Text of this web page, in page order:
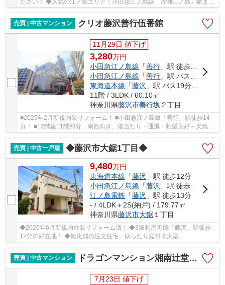
ださい！ ◆人気の江ノ島エリア！小田急江ノ島線「片瀬江ノ島」駅まで
売買 | 中古マンション
クリオ藤沢善行伍番館
11月29日 値下げ
3,280万円
小田急江ノ島線 「善行 」駅 徒歩14分
小田急江ノ島線 「善行 」駅 バス11分 「善行坂南」 停歩2分
東海道本線 「藤沢 」駅 バス19分 「荏原工業団地」 停歩4分
11階 / 3LDK / 60.10㎡
神奈川県藤沢市善行坂 ２丁目
■2025年2月新規内装リフォーム！ ■小田急江ノ島線「善行」駅徒歩14
分！ ■12階建11階部分、南西向き、陽当たり・通風・眺望良好～天気の
良い日には、美しい富士山を望め、海を遠望でき...
売買 | 中古一戸建
◆藤沢市大鋸1丁目◆
9,480万円
東海道本線 「藤沢 」駅 徒歩12分
小田急江ノ島線 「藤沢 」駅 徒歩12分
江ノ島電鉄 「藤沢 」駅 徒歩13分
- / 4LDK＋2S(納戸) / 179.77㎡
神奈川県藤沢市大鋸１丁目
◆2026年6月新規内外装リフォーム済！ ◆3線利用可能「藤沢」駅徒歩
12分の好立地！ ◆旭化成の注文住宅、ゆったり庭付き大型
4LDK+2S（間取りのSはサービスルームを表します） ◆カースペー...
売買 | 中古マンション
ドラゴンマンション湘南辻堂１番館
7月23日 値下げ